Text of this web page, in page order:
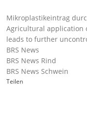
Mikroplastikeintrag
Agricultural application
leads to further
BRS News
BRS News Rind
BRS News Schwein
Teilen